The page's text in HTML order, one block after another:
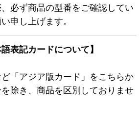
必ず商品の型番をご確認してい
申し上げます。
表記カードについて】
「アジア版カード」をこちらか
除き、商品を区別しておりませ